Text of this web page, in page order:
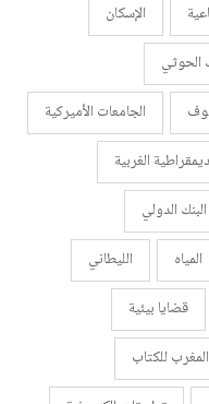
الإسكان
الحوثي
الجامعات الأميركية
الغربية
البنك الدولي
المياه
الليطاني
قضايا بيئية
للكتاب